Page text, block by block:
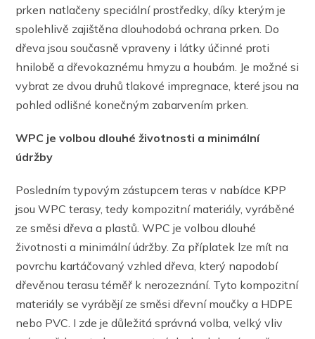
prken natlačeny speciální prostředky, díky kterým je
spolehlivě zajištěna dlouhodobá ochrana prken. Do
dřeva jsou současně vpraveny i látky účinné proti
hnilobě a dřevokaznému hmyzu a houbám. Je možné si
vybrat ze dvou druhů tlakové impregnace, které jsou na
pohled odlišné konečným zabarvením prken.
WPC je volbou dlouhé životnosti a minimální
údržby
Posledním typovým zástupcem teras v nabídce KPP
jsou WPC terasy, tedy kompozitní materiály, vyráběné
ze směsi dřeva a plastů. WPC je volbou dlouhé
životnosti a minimální údržby. Za příplatek lze mít na
povrchu kartáčovaný vzhled dřeva, který napodobí
dřevěnou terasu téměř k nerozeznání. Tyto kompozitní
materiály se vyrábějí ze směsi dřevní moučky a HDPE
nebo PVC. I zde je důležitá správná volba, velký vliv